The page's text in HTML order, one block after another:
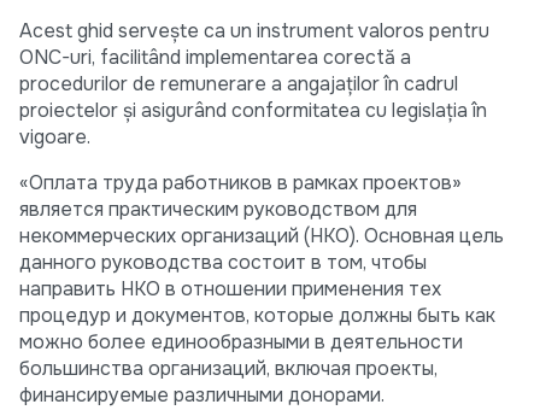
Acest ghid servește ca un instrument valoros pentru
ONC-uri, facilitând implementarea corectă a
procedurilor de remunerare a angajaților în cadrul
proiectelor și asigurând conformitatea cu legislația în
vigoare.
«Оплата труда работников в рамках проектов»
является практическим руководством для
некоммерческих организаций (НКО). Основная цель
данного руководства состоит в том, чтобы
направить НКО в отношении применения тех
процедур и документов, которые должны быть как
можно более единообразными в деятельности
большинства организаций, включая проекты,
финансируемые различными донорами.